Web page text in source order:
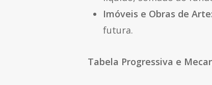
Imóveis e Obras de Arte:
futura.
Tabela Progressiva e